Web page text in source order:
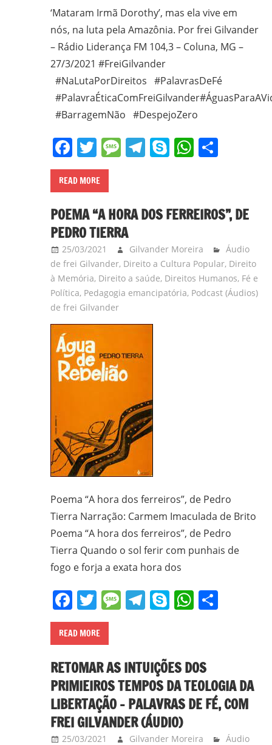
‘Mataram Irmã Dorothy’, mas ela vive em
nós, na luta pela Amazônia. Por frei Gilvander
– Rádio Liderança FM 104,3 – Coluna, MG –
27/3/2021 #FreiGilvander
#NaLutaPorDireitos #PalavrasDeFé
#BarragemNão #DespejoZero
Facebook
Twitter
Message
Telegram
SkypeShare
READ MORE
POEMA “A HORA DOS FERREIROS”, DE
PEDRO TIERRA
25/03/2021 Gilvander Moreira
Áudio
de frei Gilvander, Direito a Cultura Popular, Direito
à Memória, Direito a saúde, Direitos Humanos, Fé e
Política, Pedagogia emancipatória, Podcast (Áudios)
de frei Gilvander
Poema “A hora dos ferreiros”, de Pedro
Tierra Narração: Carmem Imaculada de Brito
Poema “A hora dos ferreiros”, de Pedro
Tierra Quando o sol ferir com punhais de
fogo e forja a exata hora dos
Facebook
Twitter
Message
Telegram
SkypeShare
READ MORE
RETOMAR AS INTUIÇÕES DOS
PRIMIEIROS TEMPOS DA TEOLOGIA DA
LIBERTAÇÃO – PALAVRAS DE FÉ, COM
FREI GILVANDER (ÁUDIO)
25/03/2021 Gilvander Moreira
Áudio